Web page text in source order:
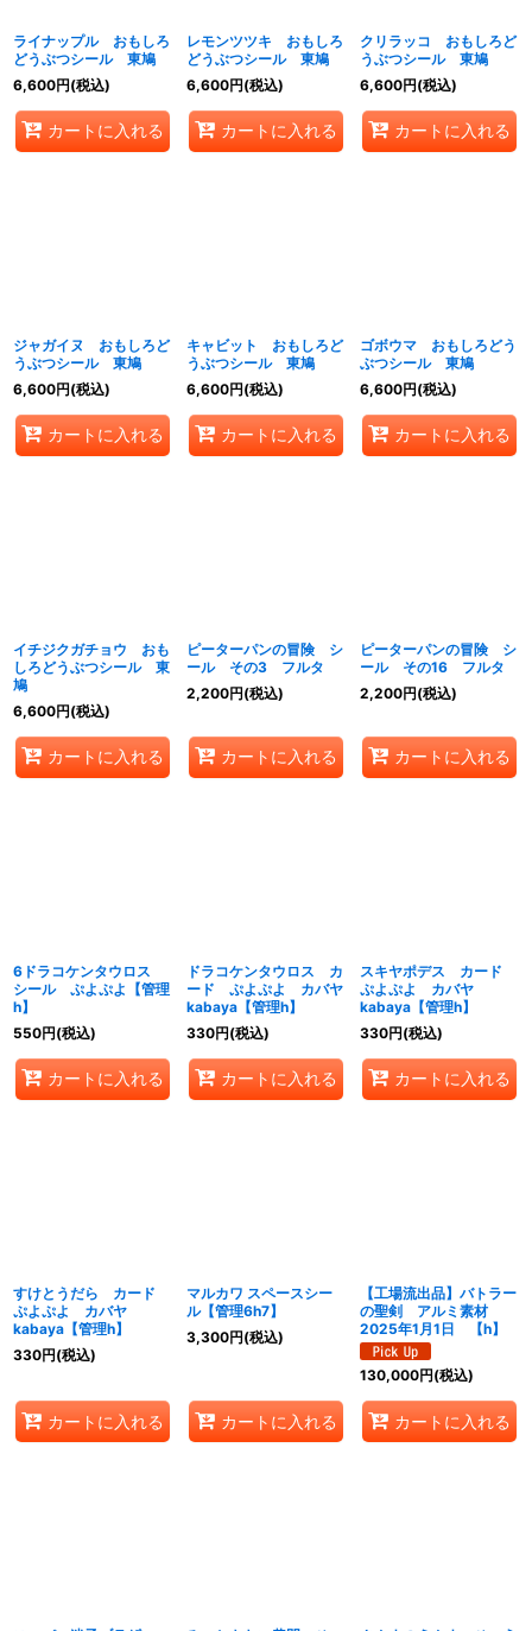
ライナップル おもしろ
どうぶつシール 東鳩
6,600円(税込)
カートに入れる
レモンツツキ おもしろ
どうぶつシール 東鳩
6,600円(税込)
カートに入れる
クリラッコ おもしろど
うぶつシール 東鳩
6,600円(税込)
カートに入れる
ジャガイヌ おもしろど
うぶつシール 東鳩
6,600円(税込)
カートに入れる
キャビット おもしろど
うぶつシール 東鳩
6,600円(税込)
カートに入れる
ゴボウマ おもしろどう
ぶつシール 東鳩
6,600円(税込)
カートに入れる
イチジクガチョウ おも
しろどうぶつシール 東
鳩
6,600円(税込)
カートに入れる
ピーターパンの冒険 シ
ール その3 フルタ
2,200円(税込)
カートに入れる
ピーターパンの冒険 シ
ール その16 フルタ
2,200円(税込)
カートに入れる
6ドラコケンタウロス
シール ぷよぷよ【管理
h】
550円(税込)
カートに入れる
ドラコケンタウロス カ
ード ぷよぷよ カバヤ
kabaya【管理h】
330円(税込)
カートに入れる
スキヤポデス カード
ぷよぷよ カバヤ
kabaya【管理h】
330円(税込)
カートに入れる
すけとうだら カード
ぷよぷよ カバヤ
kabaya【管理h】
330円(税込)
カートに入れる
マルカワ スペースシー
ル【管理6h7】
3,300円(税込)
カートに入れる
【工場流出品】バトラー
の聖剣 アルミ素材
2025年1月1日 【h】
130,000円(税込)
カートに入れる